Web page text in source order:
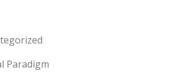
Paradigm